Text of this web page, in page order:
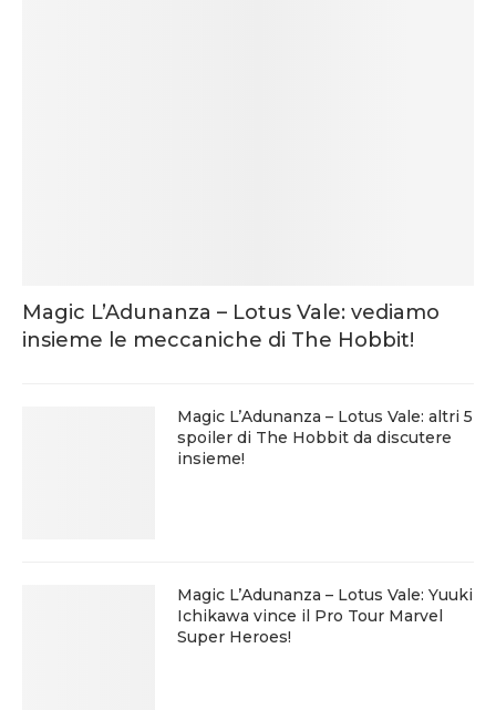
Magic L’Adunanza – Lotus Vale: vediamo
insieme le meccaniche di The Hobbit!
Magic L’Adunanza – Lotus Vale: altri 5
spoiler di The Hobbit da discutere
insieme!
Magic L’Adunanza – Lotus Vale: Yuuki
Ichikawa vince il Pro Tour Marvel
Super Heroes!